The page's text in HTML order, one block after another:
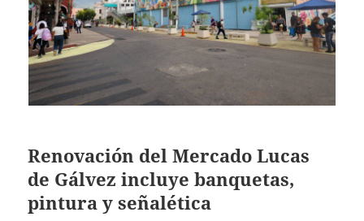
Renovación del Mercado Lucas
de Gálvez incluye banquetas,
pintura y señalética